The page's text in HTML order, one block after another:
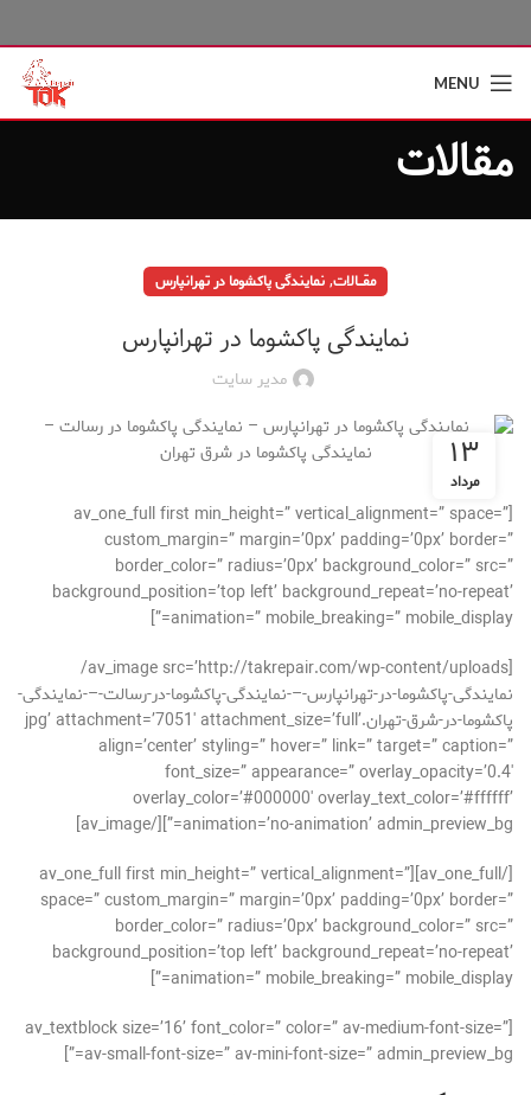
MENU
مقالات
مقــــالات, نمایندگی پاکشوما در تهرانپارس
نمایندگی پاکشوما در تهرانپارس
مدیر سایت
۱۳
مرداد
[av_one_full first min_height=” vertical_alignment=” space=”
custom_margin=” margin=’0px’ padding=’0px’ border=”
border_color=” radius=’0px’ background_color=” src=”
background_position=’top left’ background_repeat=’no-repeat’
animation=” mobile_breaking=” mobile_display=”]
[av_image src=’http://takrepair.com/wp-content/uploads/
نمایندگی-پاکشوما-در-تهرانپارس-–-نمایندگی-پاکشوما-در-رسالت-–-نمایندگی-
پاکشوما-در-شرق-تهران.jpg’ attachment=’7051′ attachment_size=’full’
align=’center’ styling=” hover=” link=” target=” caption=”
font_size=” appearance=” overlay_opacity=’0.4′
overlay_color=’#000000′ overlay_text_color=’#ffffff’
animation=’no-animation’ admin_preview_bg=”][/av_image]
[/av_one_full][av_one_full first min_height=” vertical_alignment=”
space=” custom_margin=” margin=’0px’ padding=’0px’ border=”
border_color=” radius=’0px’ background_color=” src=”
background_position=’top left’ background_repeat=’no-repeat’
animation=” mobile_breaking=” mobile_display=”]
[av_textblock size=’16’ font_color=” color=” av-medium-font-size=”
av-small-font-size=” av-mini-font-size=” admin_preview_bg=”]